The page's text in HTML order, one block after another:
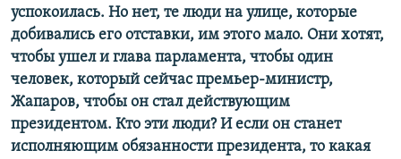
успокоилась. Но нет, те люди на улице, которые
добивались его отставки, им этого мало. Они хотят,
чтобы ушел и глава парламента, чтобы один
человек, который сейчас премьер-министр,
Жапаров, чтобы он стал действующим
президентом. Кто эти люди? И если он станет
исполняющим обязанности президента, то какая